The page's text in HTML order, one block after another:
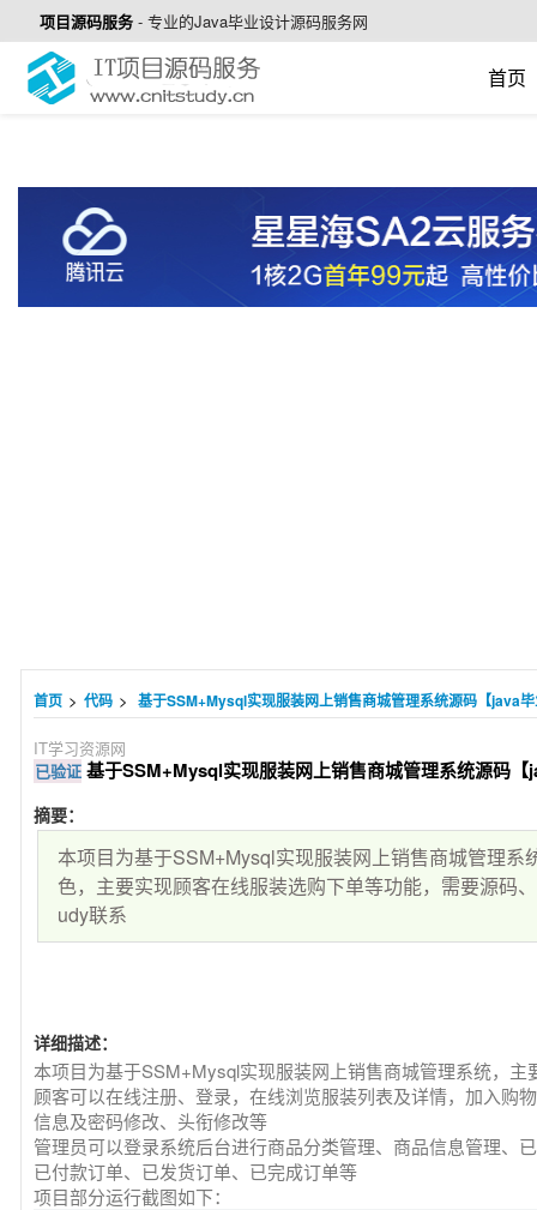
项目源码服务 - 专业的Java毕业设计源码服务网
首页
首页 > 代码 > 基于SSM+Mysql实现服装网上销售商城管理系统源码【java
IT学习资源网
已验证 基于SSM+Mysql实现服装网上销售商城管理系统源码【
摘要：
本项目为基于SSM+Mysql实现服装网上销售商城管理系
色，主要实现顾客在线服装选购下单等功能，需要源码
udy联系
详细描述：
本项目为基于SSM+Mysql实现服装网上销售商城管理系统，主
顾客可以在线注册、登录，在线浏览服装列表及详情，加入购
信息及密码修改、头衔修改等
管理员可以登录系统后台进行商品分类管理、商品信息管理、
已付款订单、已发货订单、已完成订单等
项目部分运行截图如下：